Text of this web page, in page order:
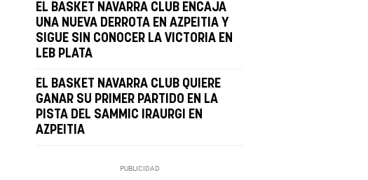
EL BASKET NAVARRA CLUB ENCAJA
UNA NUEVA DERROTA EN AZPEITIA Y
SIGUE SIN CONOCER LA VICTORIA EN
LEB PLATA
EL BASKET NAVARRA CLUB QUIERE
GANAR SU PRIMER PARTIDO EN LA
PISTA DEL SAMMIC IRAURGI EN
AZPEITIA